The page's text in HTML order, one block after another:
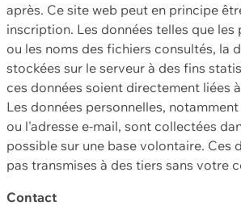
après. Ce site web peut en principe
inscription. Les données telles que les
ou les noms des fichiers consultés, la
stockées sur le serveur à des fins
ces données soient directement liées
Les données personnelles,
ou l'adresse e-mail, sont collectées
possible sur une base volontaire. Ces
pas transmises à des tiers sans votre
Contact